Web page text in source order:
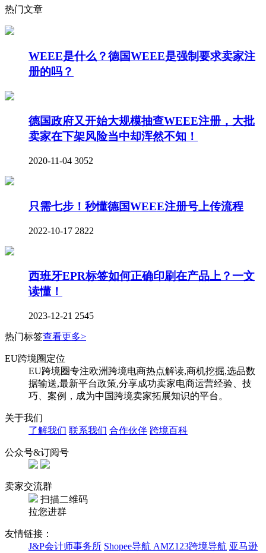
热门文章
WEEE是什么？德国WEEE是强制要求卖家注
册的吗？
德国政府又开始大规模抽查WEEE注册，大批
卖家在下架风险当中却浑然不知！
2020-11-04 3052
只需七步！秒懂德国WEEE注册号上传流程
2022-10-17 2822
西班牙EPR标签如何正确印刷在产品上？一文
读懂！
2023-12-21 2545
热门标签查看更多>
EU跨境圈定位
EU跨境圈专注欧洲跨境电商热点解读,商机挖掘,选品数
据输送,最新平台政策,分享成功卖家电商运营经验、技
巧、案例，成为中国跨境卖家拓展知识的平台。
关于我们
了解我们 联系我们 合作伙伴 跨境百科
公众号&订阅号
卖家交流群
扫描二维码
拉您进群
友情链接：
J&P会计师事务所 Shopee导航 AMZ123跨境导航 亚马逊